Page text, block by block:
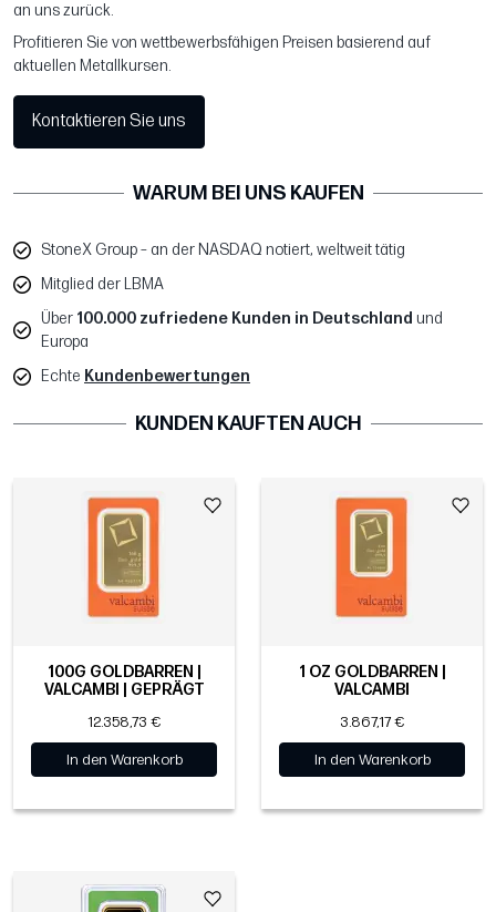
an uns zurück.
Profitieren Sie von wettbewerbsfähigen Preisen basierend auf
aktuellen Metallkursen.
Kontaktieren Sie uns
WARUM BEI UNS KAUFEN
StoneX Group – an der NASDAQ notiert, weltweit tätig
Mitglied der LBMA
Über 100.000 zufriedene Kunden in Deutschland und
Europa
Echte Kundenbewertungen
KUNDEN KAUFTEN AUCH
100G GOLDBARREN |
VALCAMBI | GEPRÄGT
12.358,73 €
In den Warenkorb
1 OZ GOLDBARREN |
VALCAMBI
3.867,17 €
In den Warenkorb